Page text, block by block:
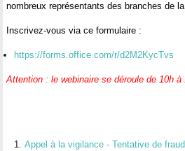
nombreux représentants des branches de
Inscrivez-vous via ce formulaire :
https://forms.office.com/r/d2M2KycTvs
Attention : le webinaire se déroule de 10h à
Appel à la vigilance - Tentative de